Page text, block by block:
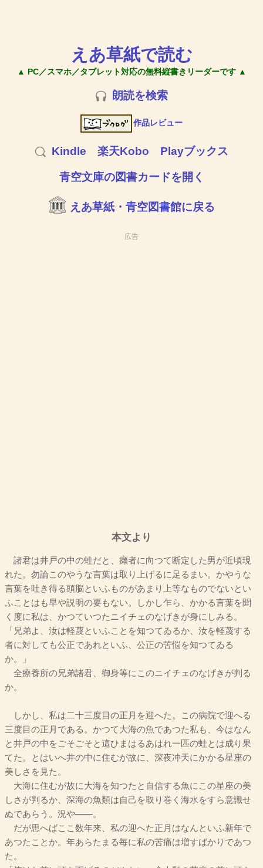
えあ草紙で読む
▲ PC／スマホ／タブレット対応の無料縦書きリーダーです ▲
朗読を検索
作品レビュー
Kindle 楽天Kobo Playブックス
青空文庫の図書カードを開く
えあ草紙・青空図書館に戻る
広告
本文より
諸君は井戸の中の蛙だと、癩者に向つて断定した男が近頃現
れた。勿論このやうな言葉は取り上げるに足るまい。かやうな
言葉を吐き得る頭脳といふものがあまり上等なものでないとい
ふことはも早や説明の要もない。しかし乍ら、かかる言葉を聞
く度に私は、かつていつたニイチェのなげきが身にしみる。
「兄弟よ、汝は軽蔑といふことを知つてゐるか、汝を軽蔑する
者に対しても公正であれといふ、公正の苦悩を知つてゐる
か。」
全療養所の兄弟諸君、御身等にこのニイチェのなげきが判る
か。
しかし、私は二十三度目の正月を迎へた。この病院で迎へる
三度目の正月である。かつて大海の魚であつた私も、今はなん
と井戸の中をごそごそと這ひまはるあはれ一匹の蛙とは成り果
てた。とはいへ井の中に住むが故に、深夜冲天にかかる星座の
美しさを見た。
大海に住むが故に大海を知つたと自信する魚にこの星座の美
しさが判るか、深海の魚類は自己を取り巻く海水をすら意識せ
ぬであらう。況や――。
だが思へばここ数年来、私の迎へた正月はなんといふ新年で
あつたことか。年あらたまる毎に私の苦痛は増すばかりであつ
た。